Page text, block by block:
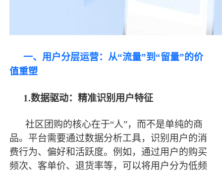
一、用户分层运营：从“流量”到“留量”的价
值重塑
1.数据驱动：精准识别用户特征
社区团购的核心在于“人”，而不是单纯的商
品。平台需要通过数据分析工具，识别用户的消
费行为、偏好和活跃度。例如，通过用户的购买
频次、客单价、退货率等，可以将用户分为低频